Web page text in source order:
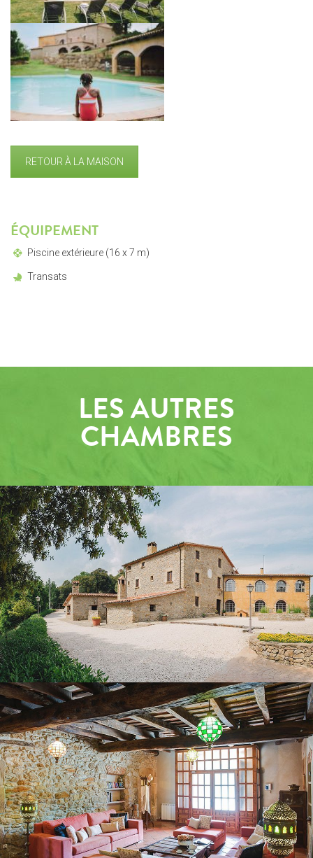
RETOUR À LA MAISON
ÉQUIPEMENT
Piscine extérieure (16 x 7 m)
Transats
LES AUTRES
CHAMBRES
SALON REZ-DE-CHAUSSÉE